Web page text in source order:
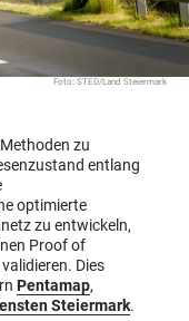
Foto: STED/Land Steiermark
zu
entlang
optimierte
zu entwickeln,
Proof of
Dies
Pentamap,
Steiermark.